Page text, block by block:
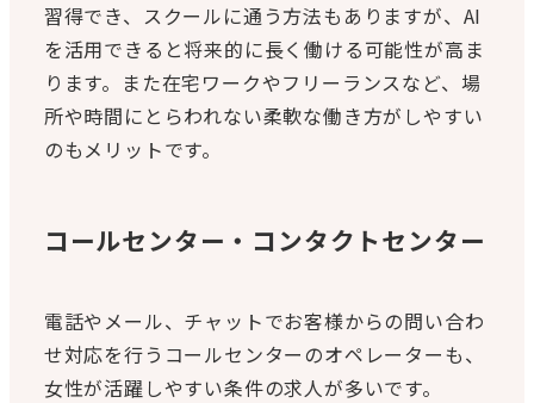
習得でき、スクールに通う方法もありますが、AI
を活用できると将来的に長く働ける可能性が高ま
ります。また在宅ワークやフリーランスなど、場
所や時間にとらわれない柔軟な働き方がしやすい
のもメリットです。
コールセンター・コンタクトセンター
電話やメール、チャットでお客様からの問い合わ
せ対応を行うコールセンターのオペレーターも、
女性が活躍しやすい条件の求人が多いです。